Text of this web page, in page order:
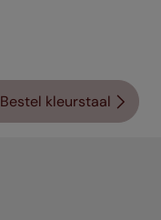
Bestel kleurstaal